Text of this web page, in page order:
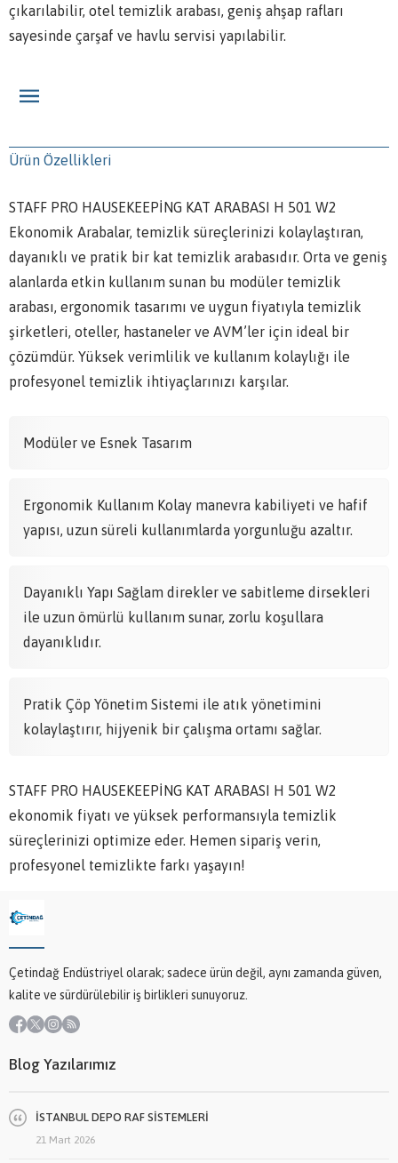
çıkarılabilir, otel temizlik arabası, geniş ahşap rafları
sayesinde çarşaf ve havlu servisi yapılabilir.
Ürün Özellikleri
STAFF PRO HAUSEKEEPİNG KAT ARABASI H 501 W2
Ekonomik Arabalar, temizlik süreçlerinizi kolaylaştıran,
dayanıklı ve pratik bir kat temizlik arabasıdır. Orta ve geniş
alanlarda etkin kullanım sunan bu modüler temizlik
arabası, ergonomik tasarımı ve uygun fiyatıyla temizlik
şirketleri, oteller, hastaneler ve AVM’ler için ideal bir
çözümdür. Yüksek verimlilik ve kullanım kolaylığı ile
profesyonel temizlik ihtiyaçlarınızı karşılar.
Modüler ve Esnek Tasarım
Ergonomik Kullanım Kolay manevra kabiliyeti ve hafif
yapısı, uzun süreli kullanımlarda yorgunluğu azaltır.
Dayanıklı Yapı Sağlam direkler ve sabitleme dirsekleri
ile uzun ömürlü kullanım sunar, zorlu koşullara
dayanıklıdır.
Pratik Çöp Yönetim Sistemi ile atık yönetimini
kolaylaştırır, hijyenik bir çalışma ortamı sağlar.
STAFF PRO HAUSEKEEPİNG KAT ARABASI H 501 W2
ekonomik fiyatı ve yüksek performansıyla temizlik
süreçlerinizi optimize eder. Hemen sipariş verin,
profesyonel temizlikte farkı yaşayın!
Çetindağ Endüstriyel olarak; sadece ürün değil, aynı zamanda güven,
kalite ve sürdürülebilir iş birlikleri sunuyoruz.
Blog Yazılarımız
İSTANBUL DEPO RAF SİSTEMLERİ
21 Mart 2026